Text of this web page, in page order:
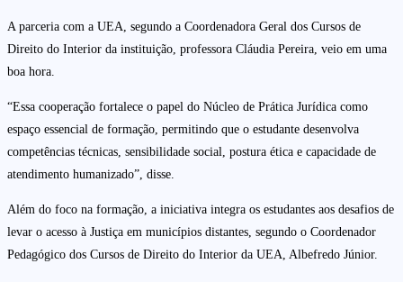
A parceria com a UEA, segundo a Coordenadora Geral dos Cursos de
Direito do Interior da instituição, professora Cláudia Pereira, veio em uma
boa hora.
“Essa cooperação fortalece o papel do Núcleo de Prática Jurídica como
espaço essencial de formação, permitindo que o estudante desenvolva
competências técnicas, sensibilidade social, postura ética e capacidade de
atendimento humanizado”, disse.
Além do foco na formação, a iniciativa integra os estudantes aos desafios de
levar o acesso à Justiça em municípios distantes, segundo o Coordenador
Pedagógico dos Cursos de Direito do Interior da UEA, Albefredo Júnior.